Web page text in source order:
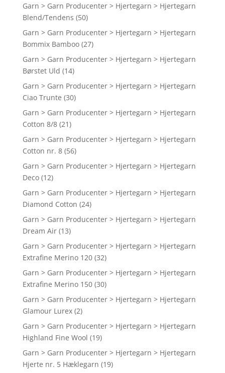
Garn > Garn Producenter > Hjertegarn > Hjertegarn
Blend/Tendens (50)
Garn > Garn Producenter > Hjertegarn > Hjertegarn
Bommix Bamboo (27)
Garn > Garn Producenter > Hjertegarn > Hjertegarn
Børstet Uld (14)
Garn > Garn Producenter > Hjertegarn > Hjertegarn
Ciao Trunte (30)
Garn > Garn Producenter > Hjertegarn > Hjertegarn
Cotton 8/8 (21)
Garn > Garn Producenter > Hjertegarn > Hjertegarn
Cotton nr. 8 (56)
Garn > Garn Producenter > Hjertegarn > Hjertegarn
Deco (12)
Garn > Garn Producenter > Hjertegarn > Hjertegarn
Diamond Cotton (24)
Garn > Garn Producenter > Hjertegarn > Hjertegarn
Dream Air (13)
Garn > Garn Producenter > Hjertegarn > Hjertegarn
Extrafine Merino 120 (32)
Garn > Garn Producenter > Hjertegarn > Hjertegarn
Extrafine Merino 150 (30)
Garn > Garn Producenter > Hjertegarn > Hjertegarn
Glamour Lurex (2)
Garn > Garn Producenter > Hjertegarn > Hjertegarn
Highland Fine Wool (19)
Garn > Garn Producenter > Hjertegarn > Hjertegarn
Hjerte nr. 5 Hæklegarn (19)